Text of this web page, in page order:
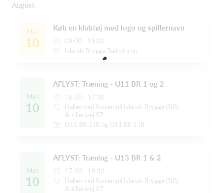
August
Man
10
Køb en klubtøj med logo og spillernavn
08:00 - 18:00
Islands Brygge Badminton
Man
10
AFLYST: Træning - U11 BR 1 og 2
16:30 - 17:30
Hallen ved Skolen på Islands Brygge (SIB),
Artillerivej 57
U11 BR 2 IB og U11 BR 1 IB
Man
10
AFLYST: Træning - U13 BR 1 & 2
17:30 - 18:30
Hallen ved Skolen på Islands Brygge (SIB),
Artillerivej 57